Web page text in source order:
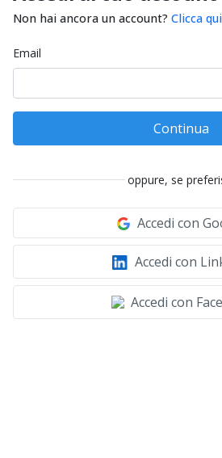
Non hai ancora un account? Clicca
Email
Continua
oppure, se
Accedi con
Accedi con
Accedi con